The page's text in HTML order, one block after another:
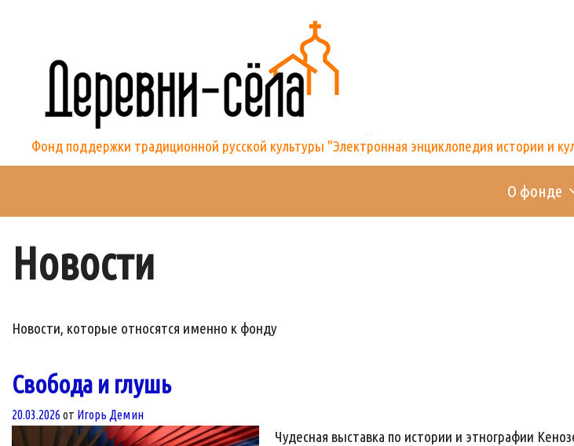
Фонд поддержки традиционной русской культуры "Электронная энциклопедия истории и
О фонде
Новости
Новости, которые относятся именно к фонду
Свобода и глушь
20.03.2026 от Игорь Демин
Чудесная выставка по истории и этнографии